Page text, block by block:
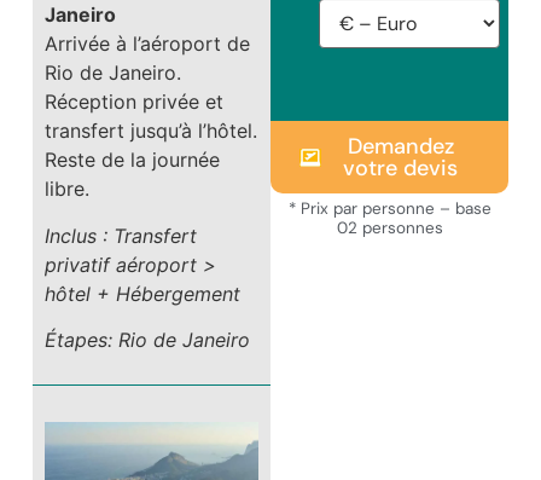
Janeiro
Arrivée à l’aéroport de
Rio de Janeiro.
Réception privée et
transfert jusqu’à l’hôtel.
Reste de la journée
libre.
Inclus : Transfert
privatif aéroport >
hôtel + Hébergement
Étapes: Rio de Janeiro
Demandez
votre devis
* Prix par personne – base
02 personnes